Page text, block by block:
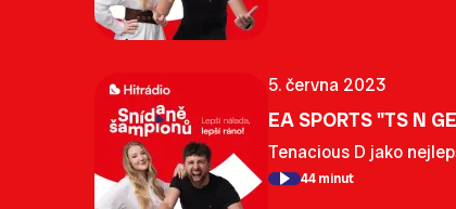
5. června 2023
EA SPORTS "TS N
Tenacious D jako
44 minut